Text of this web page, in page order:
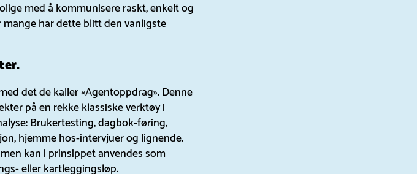
med å kommunisere raskt, enkelt og
har dette blitt den vanligste
det de kaller «Agentoppdrag». Denne
på en rekke klassiske verktøy i
Brukertesting, dagbok-føring,
hjemme hos-intervjuer og lignende.
kan i prinsippet anvendes som
eller kartleggingsløp.